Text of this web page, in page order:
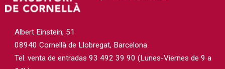
Albert Einstein, 51
08940 Cornellà de Llobregat, Barcelona
Tel. venta de entradas 93 492 39 90 (Lunes-Viernes de 9 a